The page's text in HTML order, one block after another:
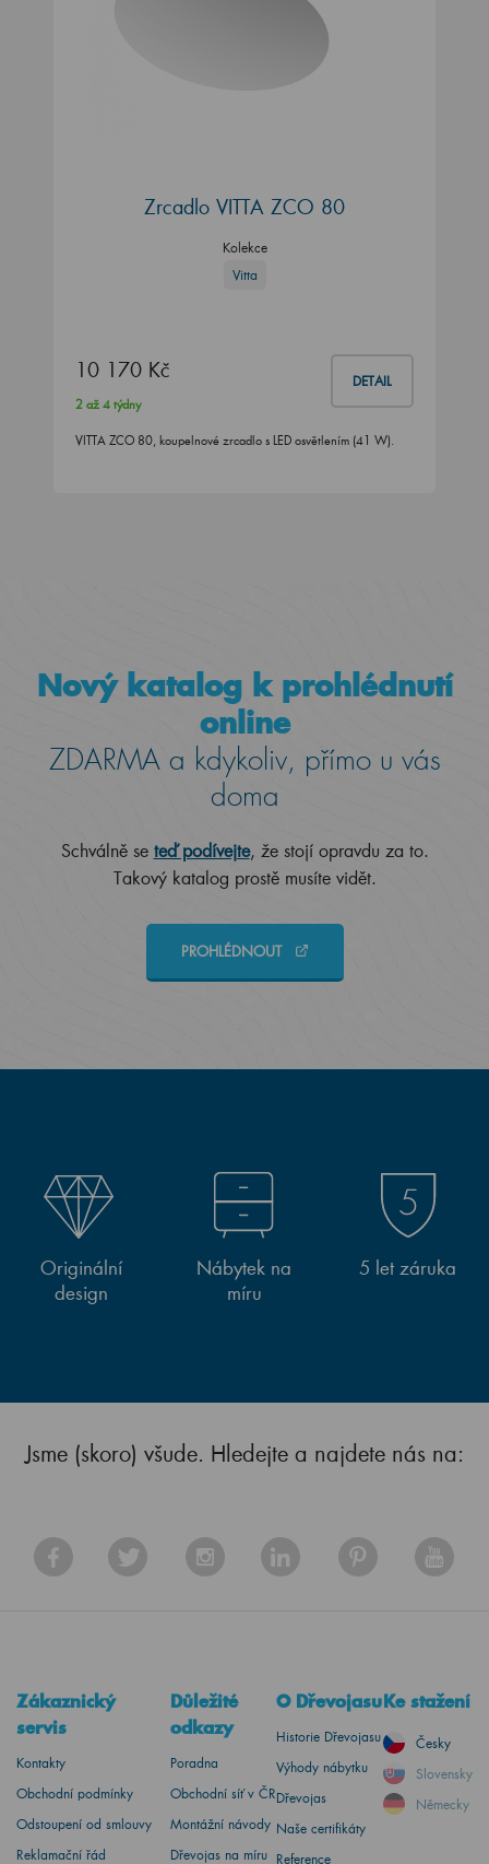
Zrcadlo VITTA ZCO 80
Kolekce
Vitta
10 170 Kč DETAIL
2 až 4 týdny
VITTA ZCO 80, koupelnové zrcadlo s LED osvětlením (41 W).
Nový katalog k prohlédnutí
online
ZDARMA a kdykoliv, přímo u vás
doma
Schválně se teď podívejte, že stojí opravdu za to.
Takový katalog prostě musíte vidět.
PROHLÉDNOUT
Originální
design
Nábytek na
míru
5 let záruka
Jsme (skoro) všude. Hledejte a najdete nás na:
Zákaznický
servis
Kontakty
Obchodní podmínky
Odstoupení od smlouvy
Reklamační řád
Důležité
odkazy
Poradna
Obchodní síť v ČR
Montážní návody
Dřevojas na míru
O Dřevojasu
Historie Dřevojasu
Výhody nábytku
Dřevojas
Naše certifikáty
Reference
Ke stažení
Česky
Slovensky
Německy